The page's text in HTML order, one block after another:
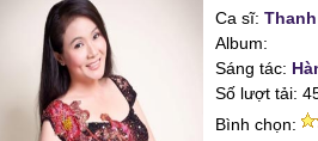
Ca sĩ:
Album:
Sáng tác:
Số lượt tải:
Bình chọn: